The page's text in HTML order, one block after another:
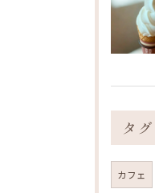
タグ
カフェ